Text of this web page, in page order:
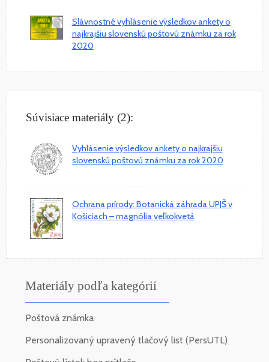
Slávnostné vyhlásenie výsledkov ankety o
najkrajšiu slovenskú poštovú známku za rok
2020
Súvisiace materiály (2):
Vyhlásenie výsledkov ankety o najkrajšiu
slovenskú poštovú známku za rok 2020
Ochrana prírody: Botanická záhrada UPJŠ v
Košiciach – magnólia veľkokvetá
Materiály podľa kategórií
Poštová známka
Personalizovaný upravený tlačový list (PersUTL)